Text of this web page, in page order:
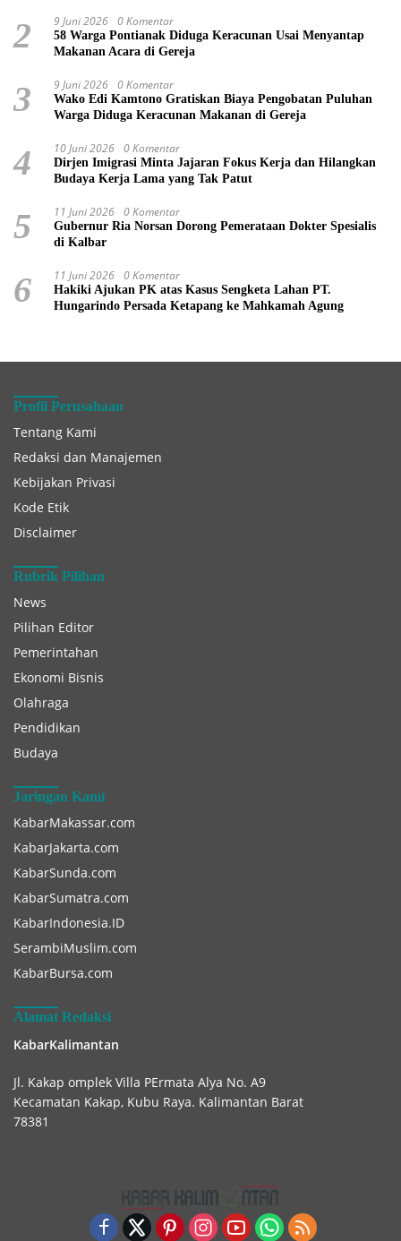
2 9 Juni 2026 0 Komentar
58 Warga Pontianak Diduga Keracunan Usai Menyantap
Makanan Acara di Gereja
3 9 Juni 2026 0 Komentar
Wako Edi Kamtono Gratiskan Biaya Pengobatan Puluhan
Warga Diduga Keracunan Makanan di Gereja
4 10 Juni 2026 0 Komentar
Dirjen Imigrasi Minta Jajaran Fokus Kerja dan Hilangkan
Budaya Kerja Lama yang Tak Patut
5 11 Juni 2026 0 Komentar
Gubernur Ria Norsan Dorong Pemerataan Dokter Spesialis
di Kalbar
6 11 Juni 2026 0 Komentar
Hakiki Ajukan PK atas Kasus Sengketa Lahan PT.
Hungarindo Persada Ketapang ke Mahkamah Agung
Profil Perusahaan
Tentang Kami
Redaksi dan Manajemen
Kebijakan Privasi
Kode Etik
Disclaimer
Rubrik Pilihan
News
Pilihan Editor
Pemerintahan
Ekonomi Bisnis
Olahraga
Pendidikan
Budaya
Jaringan Kami
KabarMakassar.com
KabarJakarta.com
KabarSunda.com
KabarSumatra.com
KabarIndonesia.ID
SerambiMuslim.com
KabarBursa.com
Alamat Redaksi
KabarKalimantan
Jl. Kakap omplek Villa PErmata Alya No. A9
Kecamatan Kakap, Kubu Raya. Kalimantan Barat
78381